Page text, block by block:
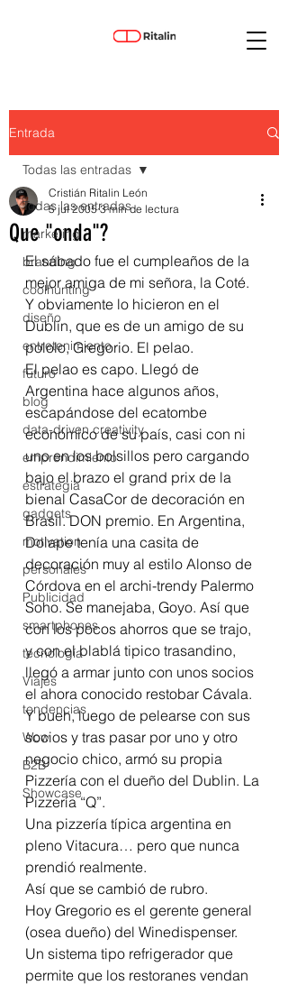
Entrada
Todas las entradas
marketing
branding
coolhunting
diseño
entretenimiento
futuro
blog
data-driven creativity
emprendimiento
estrategia
gadgets
motivation
personales
Publicidad
smartphones
tecnología
Viajes
tendencias
Wow
B2B
Showcase
Todas las entradas
Que "onda"?
Cristián Ritalin León
5 jul 2005 3 min de lectura
El sábado fue el cumpleaños de la
mejor amiga de mi señora, la Coté.
Y obviamente lo hicieron en el
Dublin, que es de un amigo de su
pololo, Gregorio. El pelao.
El pelao es capo. Llegó de
Argentina hace algunos años,
escapándose del ecatombe
económico de su país, casi con ni
uno en los bolsillos pero cargando
bajo el brazo el grand prix de la
bienal CasaCor de decoración en
Brasil. DON premio. En Argentina,
Dolape tenía una casita de
decoración muy al estilo Alonso de
Córdova en el archi-trendy Palermo
Soho. Se manejaba, Goyo. Así que
con los pocos ahorros que se trajo,
y con el blablá tipico trasandino,
llegó a armar junto con unos socios
el ahora conocido restobar Cávala.
Y bueh, luego de pelearse con sus
socios y tras pasar por uno y otro
negocio chico, armó su propia
Pizzería con el dueño del Dublin. La
Pizzería “Q”.
Una pizzería típica argentina en
pleno Vitacura… pero que nunca
prendió realmente.
Así que se cambió de rubro.
Hoy Gregorio es el gerente general
(osea dueño) del Winedispenser.
Un sistema tipo refrigerador que
permite que los restoranes vendan